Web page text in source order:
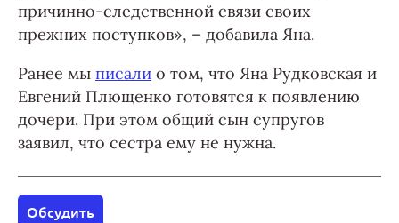
причинно-следственной связи своих
прежних поступков», – добавила Яна.
Ранее мы писали о том, что Яна Рудковская и
Евгений Плющенко готовятся к появлению
дочери. При этом общий сын супругов
заявил, что сестра ему не нужна.
Обсудить